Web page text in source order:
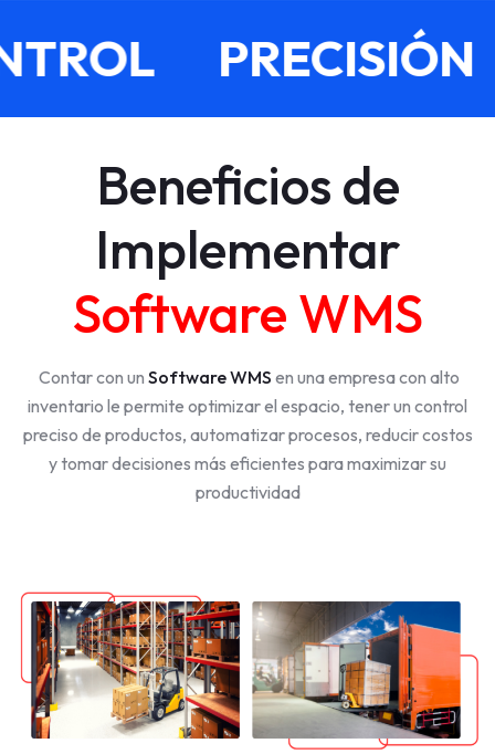
PRECISIÓN
Beneficios de
Implementar
Software WMS
Contar con un Software WMS en una empresa con alto
inventario le permite optimizar el espacio, tener un control
preciso de productos, automatizar procesos, reducir costos
y tomar decisiones más eficientes para maximizar su
productividad